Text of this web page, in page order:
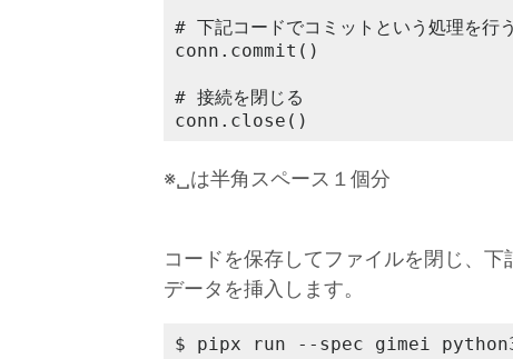
# 下記コードでコミットという処理を行
conn.commit()
# 接続を閉じる
conn.close()
※␣は半角スペース１個分
コードを保存してファイルを閉じ、
データを挿入します。
$ pipx run --spec gimei